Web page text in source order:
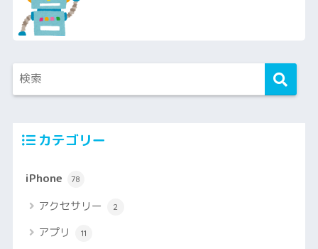
カテゴリー
iPhone 78
アクセサリー 2
アプリ 11